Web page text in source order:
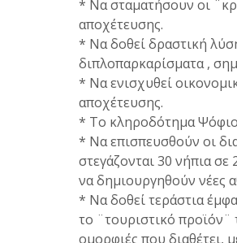
* Να σταματήσουν οι
αποχέτευσης.
* Να δοθεί δραστική
διπλοπαρκαρίσματα ,
* Να ενισχυθεί
αποχέτευσης.
* Το κληροδότημα
* Να επισπευσθούν οι
στεγάζονται 30 νήπια σε
να δημιουργηθούν νέες
* Να δοθεί τεράστια
το ¨τουριστικό προϊόν¨
ομορφιές που διαθέτει,